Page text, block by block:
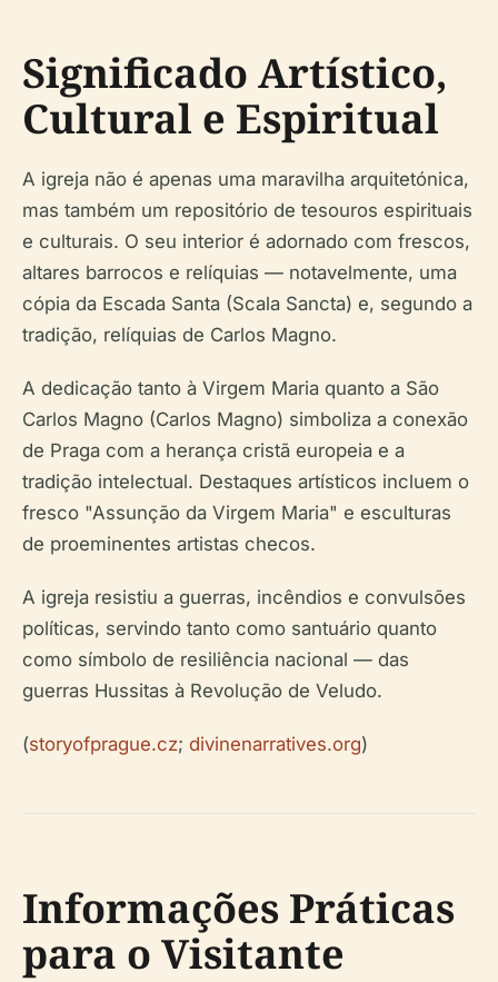
Significado Artístico,
Cultural e Espiritual
A igreja não é apenas uma maravilha arquitetónica,
mas também um repositório de tesouros espirituais
e culturais. O seu interior é adornado com frescos,
altares barrocos e relíquias — notavelmente, uma
cópia da Escada Santa (Scala Sancta) e, segundo a
tradição, relíquias de Carlos Magno.
A dedicação tanto à Virgem Maria quanto a São
Carlos Magno (Carlos Magno) simboliza a conexão
de Praga com a herança cristã europeia e a
tradição intelectual. Destaques artísticos incluem o
fresco "Assunção da Virgem Maria" e esculturas
de proeminentes artistas checos.
A igreja resistiu a guerras, incêndios e convulsões
políticas, servindo tanto como santuário quanto
como símbolo de resiliência nacional — das
guerras Hussitas à Revolução de Veludo.
(storyofprague.cz; divinenarratives.org)
Informações Práticas
para o Visitante